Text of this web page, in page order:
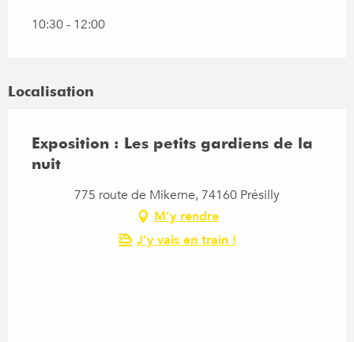
10:30 - 12:00
Localisation
Exposition : Les petits gardiens de la
nuit
775 route de Mikerne, 74160 Présilly
M'y rendre
J'y vais en train !